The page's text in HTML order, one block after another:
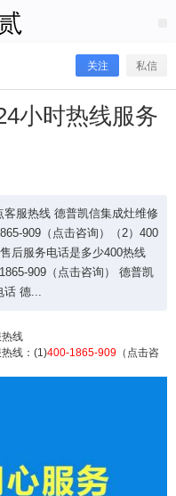
关注 私信
小时热线服务
服热线 德普凯信集成灶维修
909（点击咨询）（2）400
后服务电话是多少400热线
909（点击咨询） 德普凯
话 德...
线
线：(1)400-1865-909 （点击咨
时热线服务
售后网点客服热线
服务今日客服热
询）（2）400-1865-
灶售后服务电话是
点击咨询）（2）4